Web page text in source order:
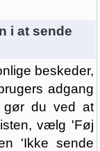
i at sende
beskeder,
adgang
gør du ved at
vælg 'Føj
'Ikke sende